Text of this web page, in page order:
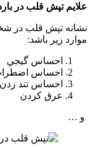
علايم تپش قلب در
نشانه تپش قلب در
موارد زير باشد:
احساس گيجي
احساس
احساس تند
عرق كردن
و …